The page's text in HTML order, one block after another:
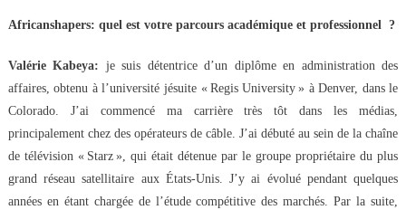
Africanshapers: quel est votre parcours académique et professionnel ?
Valérie Kabeya: je suis détentrice d’un diplôme en administration des
affaires, obtenu à l’université jésuite « Regis University » à Denver, dans le
Colorado. J’ai commencé ma carrière très tôt dans les médias,
principalement chez des opérateurs de câble. J’ai débuté au sein de la chaîne
de télévision « Starz », qui était détenue par le groupe propriétaire du plus
grand réseau satellitaire aux États-Unis. J’y ai évolué pendant quelques
années en étant chargée de l’étude compétitive des marchés. Par la suite,